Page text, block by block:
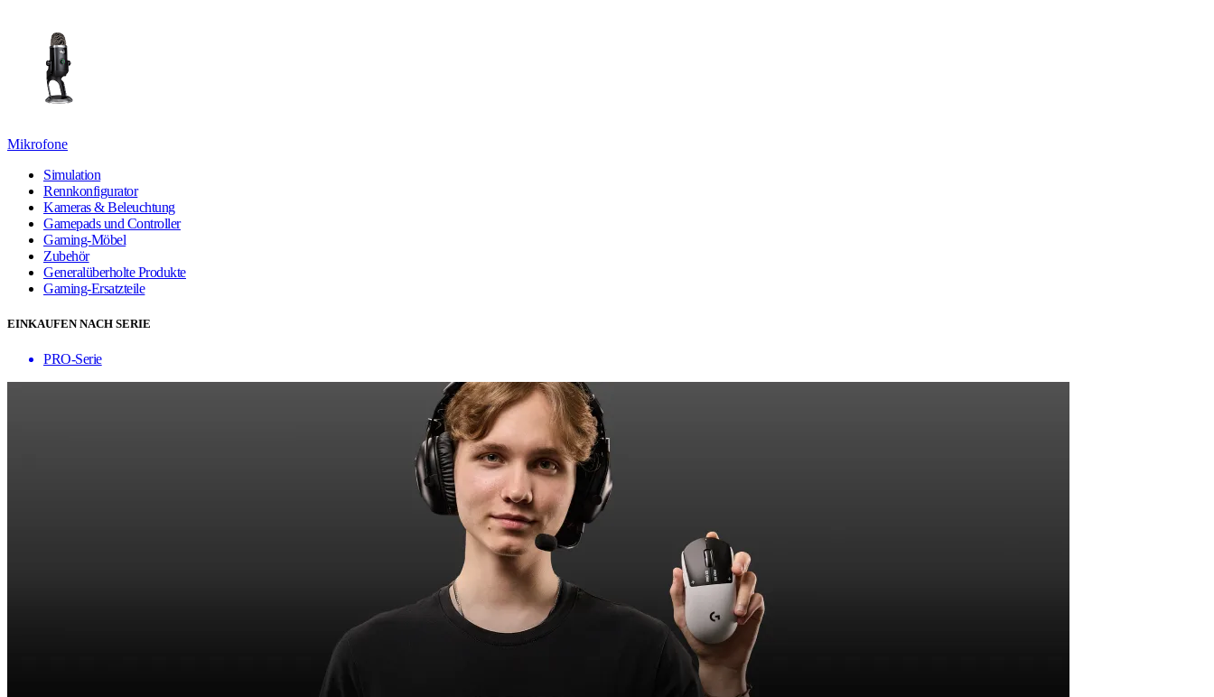
Mikrofone
Simulation
Rennkonfigurator
Kameras & Beleuchtung
Gamepads und Controller
Gaming-Möbel
Zubehör
Generalüberholte Produkte
Gaming-Ersatzteile
EINKAUFEN NACH SERIE
PRO-Serie